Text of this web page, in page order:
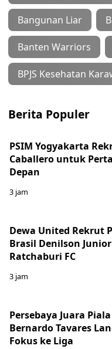
Bangunan Liar
Banten Warriors
BPJS Kesehatan
Berita Populer
PSIM Yogyakarta
Caballero untuk
Depan
3 jam
Dewa United Rekrut
Brasil Denilson
Ratchaburi FC
3 jam
Persebaya Juara
Bernardo Tavares
Fokus ke Liga